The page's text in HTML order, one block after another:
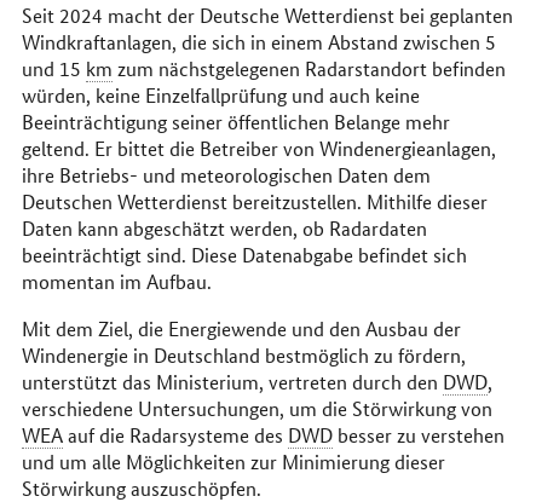
Seit 2024 macht der Deutsche Wetterdienst bei geplanten
Windkraftanlagen, die sich in einem Abstand zwischen 5
und 15 km zum nächstgelegenen Radarstandort befinden
würden, keine Einzelfallprüfung und auch keine
Beeinträchtigung seiner öffentlichen Belange mehr
geltend. Er bittet die Betreiber von Windenergieanlagen,
ihre Betriebs- und meteorologischen Daten dem
Deutschen Wetterdienst bereitzustellen. Mithilfe dieser
Daten kann abgeschätzt werden, ob Radardaten
beeinträchtigt sind. Diese Datenabgabe befindet sich
momentan im Aufbau.
Mit dem Ziel, die Energiewende und den Ausbau der
Windenergie in Deutschland bestmöglich zu fördern,
unterstützt das Ministerium, vertreten durch den DWD,
verschiedene Untersuchungen, um die Störwirkung von
WEAauf die Radarsysteme des DWDbesser zu verstehen
und um alle Möglichkeiten zur Minimierung dieser
Störwirkung auszuschöpfen.